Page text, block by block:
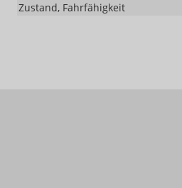
Zustand, Fahrfähigkeit